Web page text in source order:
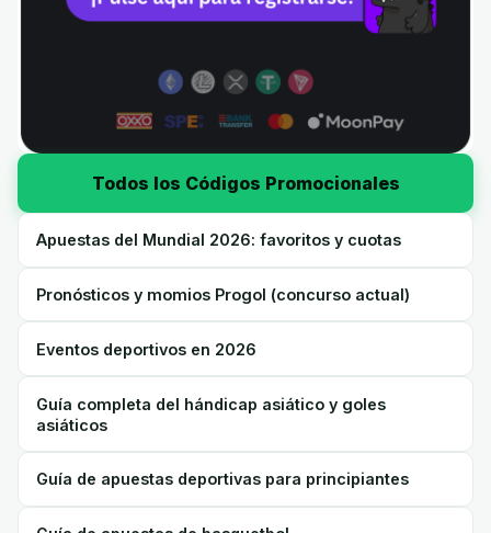
Todos los Códigos Promocionales
Apuestas del Mundial 2026: favoritos y cuotas
Pronósticos y momios Progol (concurso actual)
Eventos deportivos en 2026
Guía completa del hándicap asiático y goles
asiáticos
Guía de apuestas deportivas para principiantes